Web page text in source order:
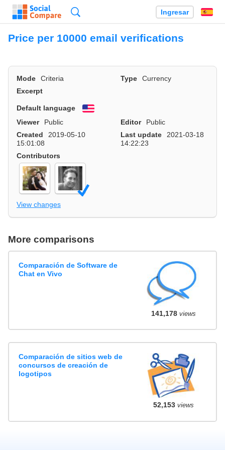
Ingresar
Price per 10000 email verifications
Mode Criteria Type
Currency
Excerpt
Default language
English
Viewer
Public Editor
Public
Created
2019-05-10
15:01:08
Last update
2021-03-18
14:22:23
Contributors
View changes
More comparisons
Comparación de Software de
Chat en Vivo
141,178views
Comparación de sitios web de
concursos de creación de
logotipos
52,153views